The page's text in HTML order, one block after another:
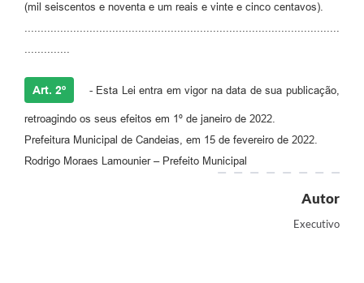
Contratos
Carta de Serviços
Legislação
(mil seiscentos e noventa e um reais e vinte e cinco centavos).
.................................................................................................
..............
Art. 2º - Esta Lei entra em vigor na data de sua publicação,
retroagindo os seus efeitos em 1º de janeiro de 2022.
Prefeitura Municipal de Candeias, em 15 de fevereiro de 2022.
Rodrigo Moraes Lamounier – Prefeito Municipal
Autor
Executivo